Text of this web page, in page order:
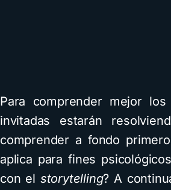
Para comprender mejor
invitadas estarán
comprender a fondo
aplica para fines
con el storytelling? A